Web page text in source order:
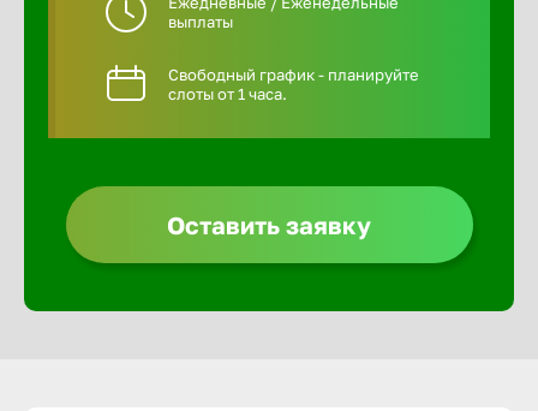
выплаты
Свободный график - планируйте
слоты от 1 часа.
Оставить заявку